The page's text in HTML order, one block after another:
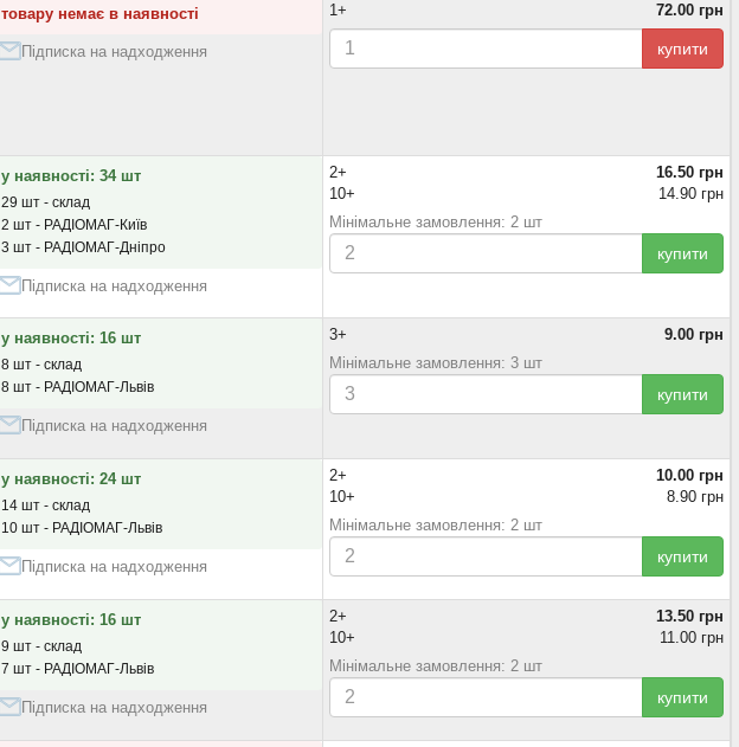
товару немає в наявності
Підписка на надходження
1+ 72.00 грн
купити
у наявності: 34 шт
29 шт - склад
2 шт - РАДІОМАГ-Київ
3 шт - РАДІОМАГ-Дніпро
Підписка на надходження
2+
16.50 грн
10+
14.90 грн
Мінімальне замовлення: 2 шт
купити
у наявності: 16 шт
8 шт - склад
8 шт - РАДІОМАГ-Львів
Підписка на надходження
3+
9.00 грн
Мінімальне замовлення: 3 шт
купити
у наявності: 24 шт
14 шт - склад
10 шт - РАДІОМАГ-Львів
Підписка на надходження
2+
10.00 грн
10+
8.90 грн
Мінімальне замовлення: 2 шт
купити
у наявності: 16 шт
9 шт - склад
7 шт - РАДІОМАГ-Львів
Підписка на надходження
2+
13.50 грн
10+
11.00 грн
Мінімальне замовлення: 2 шт
купити